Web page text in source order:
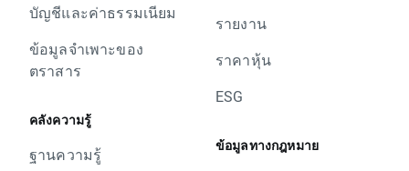
บัญชีและค่าธรรมเนียม
ข้อมูลจำเพาะของ
ตราสาร
คลังความรู้
ฐานความรู้
รายงาน
ราคาหุ้น
ESG
ข้อมูลทางกฎหมาย